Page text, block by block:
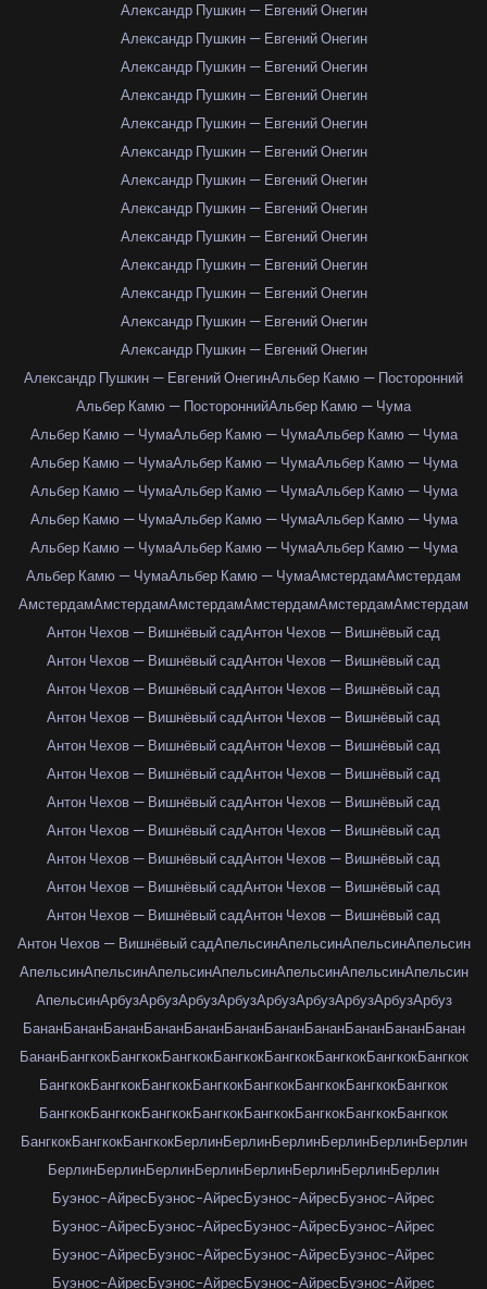
Александр Пушкин — Евгений Онегин
Александр Пушкин — Евгений Онегин
Александр Пушкин — Евгений Онегин
Александр Пушкин — Евгений Онегин
Александр Пушкин — Евгений Онегин
Александр Пушкин — Евгений Онегин
Александр Пушкин — Евгений Онегин
Александр Пушкин — Евгений Онегин
Александр Пушкин — Евгений Онегин
Александр Пушкин — Евгений Онегин
Александр Пушкин — Евгений Онегин
Александр Пушкин — Евгений Онегин
Александр Пушкин — Евгений Онегин
Александр Пушкин — Евгений ОнегинАльбер Камю — Посторонний
Альбер Камю — ПостороннийАльбер Камю — Чума
Альбер Камю — ЧумаАльбер Камю — ЧумаАльбер Камю — Чума
Альбер Камю — ЧумаАльбер Камю — ЧумаАльбер Камю — Чума
Альбер Камю — ЧумаАльбер Камю — ЧумаАльбер Камю — Чума
Альбер Камю — ЧумаАльбер Камю — ЧумаАльбер Камю — Чума
Альбер Камю — ЧумаАльбер Камю — ЧумаАльбер Камю — Чума
Альбер Камю — ЧумаАльбер Камю — ЧумаАмстердамАмстердам
АмстердамАмстердамАмстердамАмстердамАмстердамАмстердам
Антон Чехов — Вишнёвый садАнтон Чехов — Вишнёвый сад
Антон Чехов — Вишнёвый садАнтон Чехов — Вишнёвый сад
Антон Чехов — Вишнёвый садАнтон Чехов — Вишнёвый сад
Антон Чехов — Вишнёвый садАнтон Чехов — Вишнёвый сад
Антон Чехов — Вишнёвый садАнтон Чехов — Вишнёвый сад
Антон Чехов — Вишнёвый садАнтон Чехов — Вишнёвый сад
Антон Чехов — Вишнёвый садАнтон Чехов — Вишнёвый сад
Антон Чехов — Вишнёвый садАнтон Чехов — Вишнёвый сад
Антон Чехов — Вишнёвый садАнтон Чехов — Вишнёвый сад
Антон Чехов — Вишнёвый садАнтон Чехов — Вишнёвый сад
Антон Чехов — Вишнёвый садАнтон Чехов — Вишнёвый сад
Антон Чехов — Вишнёвый садАпельсинАпельсинАпельсинАпельсин
АпельсинАпельсинАпельсинАпельсинАпельсинАпельсинАпельсин
АпельсинАрбузАрбузАрбузАрбузАрбузАрбузАрбузАрбузАрбуз
БананБананБананБананБананБананБананБананБананБананБанан
БананБангкокБангкокБангкокБангкокБангкокБангкокБангкокБангкок
БангкокБангкокБангкокБангкокБангкокБангкокБангкокБангкок
БангкокБангкокБангкокБангкокБангкокБангкокБангкокБангкок
БангкокБангкокБангкокБерлинБерлинБерлинБерлинБерлинБерлин
БерлинБерлинБерлинБерлинБерлинБерлинБерлинБерлин
Буэнос-АйресБуэнос-АйресБуэнос-АйресБуэнос-Айрес
Буэнос-АйресБуэнос-АйресБуэнос-АйресБуэнос-Айрес
Буэнос-АйресБуэнос-АйресБуэнос-АйресБуэнос-Айрес
Буэнос-АйресБуэнос-АйресБуэнос-АйресБуэнос-Айрес